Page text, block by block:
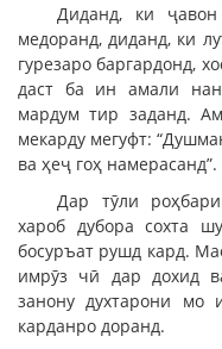
Диданд, ки
медоранд, диданд, ки
гурезаро баргардонд,
даст ба ин амали
мардум тир заданд.
мекарду мегуфт:
ва ҳеҷ гоҳ намерасанд”.
Дар тӯли
хароб дубора сохта
босуръат рушд кард.
имрӯз чӣ дар дохид
занону духтарони мо
карданро доранд.